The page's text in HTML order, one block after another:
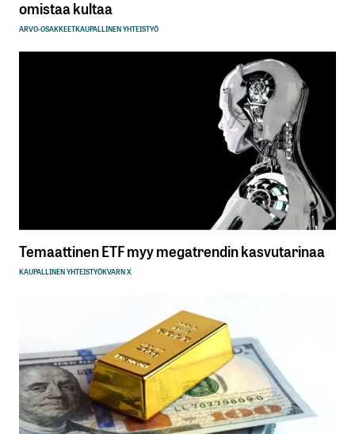
omistaa kultaa
ARVO-OSAKKEETKAUPALLINEN YHTEISTYÖ
Temaattinen ETF myy megatrendin kasvutarinaa
KAUPALLINEN YHTEISTYÖKVARN X